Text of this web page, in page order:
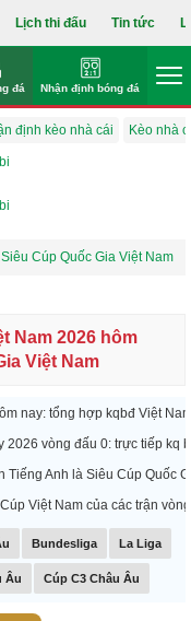
Lịch thi đấu Tin tức
đá Nhận định bóng đá
định kèo nhà cái Kèo nhà
Cúp Quốc Gia Việt Nam
Nam 2026 hôm
Việt Nam
nay: tổng hợp kqbđ Việt
vòng đấu 0: trực tiếp
Tiếng Anh là Siêu Cúp
Việt Nam của các trận
Bundesliga La Liga
Âu Cúp C3 Châu Âu